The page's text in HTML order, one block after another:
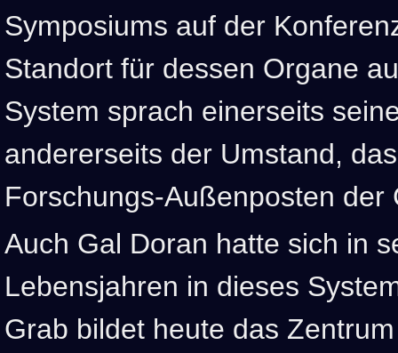
Symposiums auf der
Standort für dessen Organe
System sprach einerseits
andererseits der Umstand,
Forschungs-Außenposten der
Auch Gal Doran hatte sich in
Lebensjahren in dieses
Grab bildet heute das